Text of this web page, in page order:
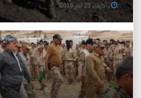
الأربعاء 23 آذار 2016